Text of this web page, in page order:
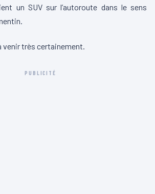
un SUV sur l’autoroute dans le sens
venir très certainement.
PUBLICITÉ